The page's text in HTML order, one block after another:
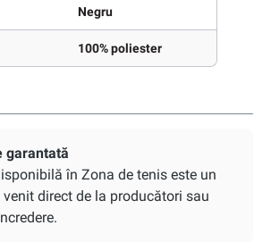
Negru
100% poliester
garantată
în Zona de tenis este un
direct de la producători sau